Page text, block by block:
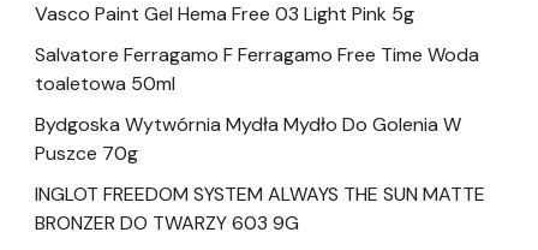
Vasco Paint Gel Hema Free 03 Light Pink 5g
Salvatore Ferragamo F Ferragamo Free Time Woda
toaletowa 50ml
Bydgoska Wytwórnia Mydła Mydło Do Golenia W
Puszce 70g
INGLOT FREEDOM SYSTEM ALWAYS THE SUN MATTE
BRONZER DO TWARZY 603 9G